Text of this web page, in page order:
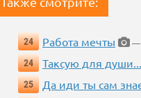
24 Работа мечты
—
24
Таксую для души...
25
Да иди ты сам